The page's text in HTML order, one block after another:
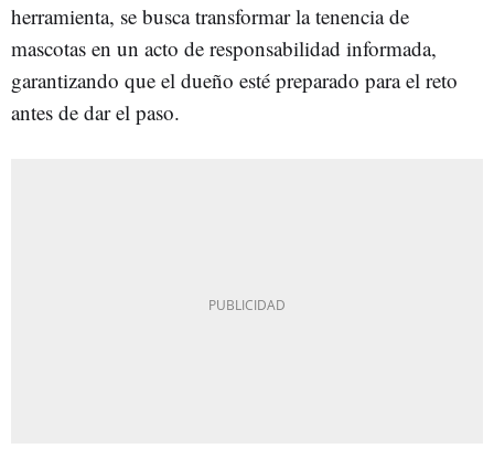
herramienta, se busca transformar la tenencia de
mascotas en un acto de responsabilidad informada,
garantizando que el dueño esté preparado para el reto
antes de dar el paso.